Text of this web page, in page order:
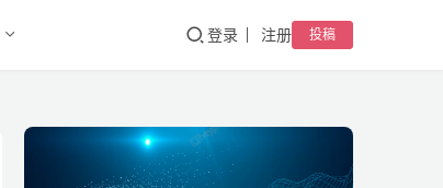
登录 注册 投稿